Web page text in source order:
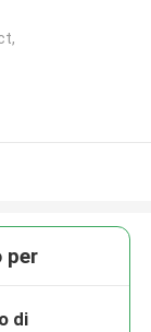
per
di